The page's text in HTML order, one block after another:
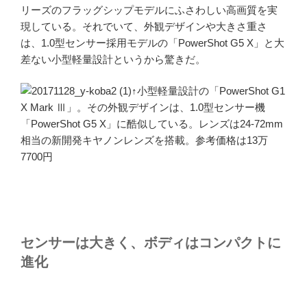
リーズのフラッグシップモデルにふさわしい高画質を実
現している。それでいて、外観デザインや大きさ重さ
は、1.0型センサー採用モデルの「PowerShot G5 X」と大
差ない小型軽量設計というから驚きだ。
↑小型軽量設計の「PowerShot G1
X Mark Ⅲ」。その外観デザインは、1.0型センサー機
「PowerShot G5 X」に酷似している。レンズは24-72mm
相当の新開発キヤノンレンズを搭載。参考価格は13万
7700円
センサーは大きく、ボディはコンパクトに
進化